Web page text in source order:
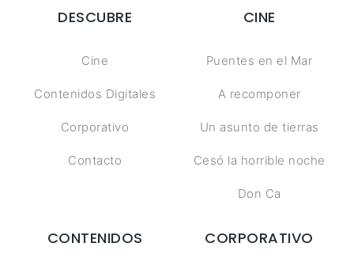
DESCUBRE
Cine
Contenidos Digitales
Corporativo
Contacto
CINE
Puentes en el Mar
A recomponer
Un asunto de tierras
Cesó la horrible noche
Don Ca
CONTENIDOS CORPORATIVO